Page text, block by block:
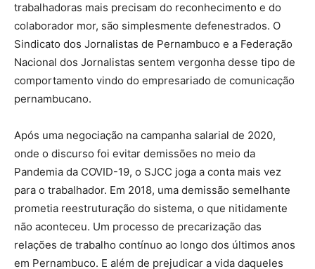
trabalhadoras mais precisam do reconhecimento e do
colaborador mor, são simplesmente defenestrados. O
Sindicato dos Jornalistas de Pernambuco e a Federação
Nacional dos Jornalistas sentem vergonha desse tipo de
comportamento vindo do empresariado de comunicação
pernambucano.
Após uma negociação na campanha salarial de 2020,
onde o discurso foi evitar demissões no meio da
Pandemia da COVID-19, o SJCC joga a conta mais vez
para o trabalhador. Em 2018, uma demissão semelhante
prometia reestruturação do sistema, o que nitidamente
não aconteceu. Um processo de precarização das
relações de trabalho contínuo ao longo dos últimos anos
em Pernambuco. E além de prejudicar a vida daqueles